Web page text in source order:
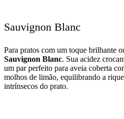
Sauvignon Blanc
Para pratos com um toque brilhante
Sauvignon Blanc. Sua acidez
um par perfeito para aveia coberta
molhos de limão, equilibrando a
intrínsecos do prato.